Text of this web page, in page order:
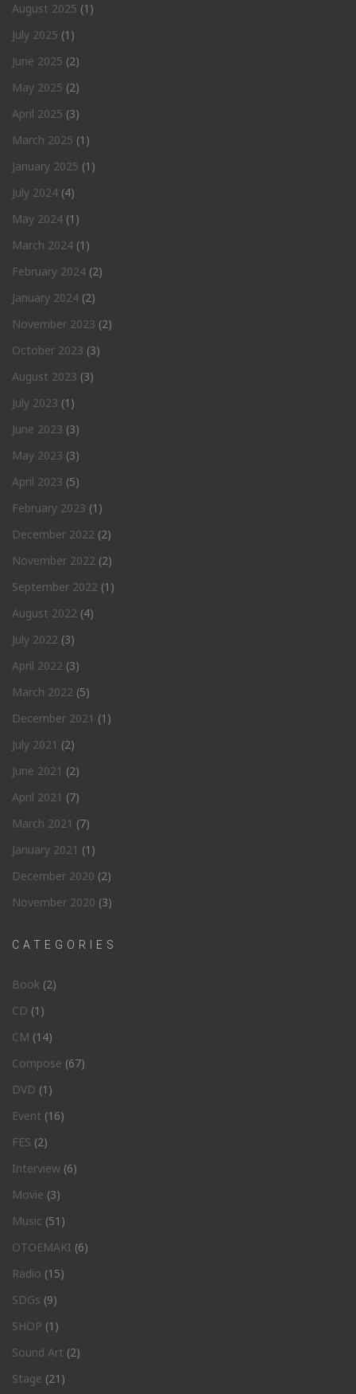
August 2025 (1)
July 2025 (1)
June 2025 (2)
May 2025 (2)
April 2025 (3)
March 2025 (1)
January 2025 (1)
July 2024 (4)
May 2024 (1)
March 2024 (1)
February 2024 (2)
January 2024 (2)
November 2023 (2)
October 2023 (3)
August 2023 (3)
July 2023 (1)
June 2023 (3)
May 2023 (3)
April 2023 (5)
February 2023 (1)
December 2022 (2)
November 2022 (2)
September 2022 (1)
August 2022 (4)
July 2022 (3)
April 2022 (3)
March 2022 (5)
December 2021 (1)
July 2021 (2)
June 2021 (2)
April 2021 (7)
March 2021 (7)
January 2021 (1)
December 2020 (2)
November 2020 (3)
CATEGORIES
Book (2)
CD (1)
CM (14)
Compose (67)
DVD (1)
Event (16)
FES (2)
Interview (6)
Movie (3)
Music (51)
OTOEMAKI (6)
Radio (15)
SDGs (9)
SHOP (1)
Sound Art (2)
Stage (21)